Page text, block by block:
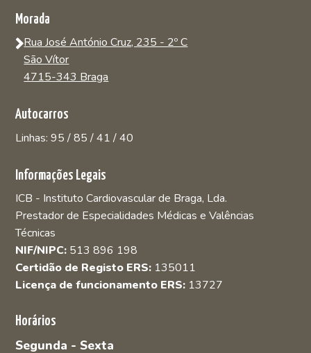
Morada
Rua José António Cruz, 235 - 2º C
São Vítor
4715-343 Braga
Autocarros
Linhas: 95 / 85 / 41 / 40
Informações Legais
ICB - Instituto Cardiovascular de Braga, Lda.
Prestador de Especialidades Médicas e Valências
Técnicas
NIF/NIPC: 513 896 198
Certidão de Registo ERS: 135011
Licença de funcionamento ERS: 13727
Horários
Segunda - Sexta